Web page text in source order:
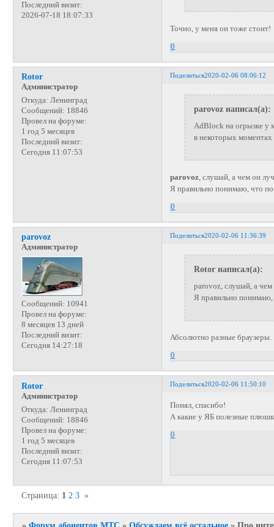
Последний визит:
2026-07-18 18:07:33
Точно, у меня он тоже стоит!
0
Поделиться2020-02-06 08:06:12
Rotor
Администратор
Откуда: Ленинград
Сообщений: 18846
Провел на форуме:
1 год 5 месяцев
Последний визит:
Сегодня 11:07:53
parovoz написал(а):
AdBlock на огрызке у
в некоторых
parovoz, слушай, а чем он
Я правильно понимаю, что
0
Поделиться2020-02-06 11:36:39
parovoz
Администратор
Сообщений: 10941
Провел на форуме:
8 месяцев 13 дней
Последний визит:
Сегодня 14:27:18
Rotor написал(а):
parovoz, слушай, а
Я правильно
Абсолютно разные
0
Поделиться2020-02-06 11:50:10
Rotor
Администратор
Откуда: Ленинград
Сообщений: 18846
Провел на форуме:
1 год 5 месяцев
Последний визит:
Сегодня 11:07:53
Понял, спасибо!
А какие у ЯБ полезные
0
Страница: 1 2 3 »
»Форум абонентов МТС »Обсуждаем всё остальное »Про